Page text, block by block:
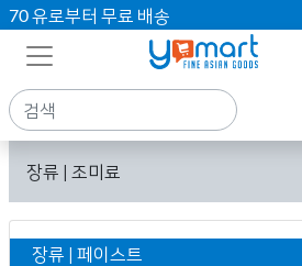
70 유로부터 무료 배송
장류 | 조미료
장류 | 페이스트